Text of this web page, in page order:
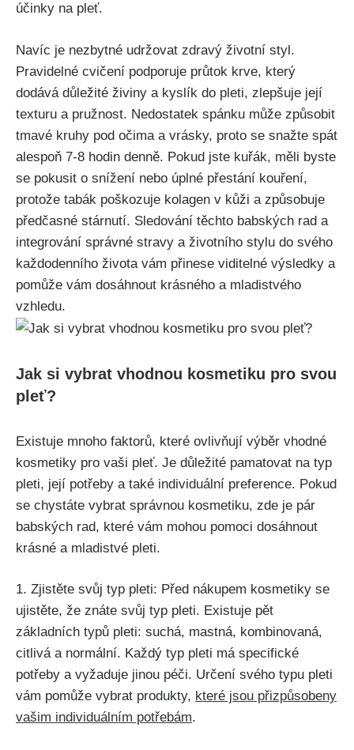
účinky na⁢ pleť.
Navíc je nezbytné udržovat zdravý životní‌ styl.
Pravidelné cvičení ‍podporuje průtok krve, který
dodává ⁣důležité živiny⁤ a kyslík do pleti, zlepšuje její
‌texturu ⁣a pružnost. Nedostatek⁤ spánku může​ způsobit
tmavé kruhy ‍pod očima a vrásky, proto se snažte ⁢spát⁤
alespoň 7-8‍ hodin denně. Pokud jste ⁣kuřák, měli ⁢byste
se pokusit o snížení nebo úplné přestání kouření,
protože tabák poškozuje kolagen v kůži a způsobuje
předčasné stárnutí. Sledování těchto babských rad ⁣a
integrování správné stravy a životního stylu do svého
každodenního života⁣ vám přinese viditelné výsledky ⁢a
pomůže vám dosáhnout krásného a mladistvého
vzhledu.
Jak si vybrat vhodnou kosmetiku pro svou
pleť?
Existuje mnoho⁣ faktorů, které⁢ ovlivňují ‍výběr vhodné
⁤kosmetiky pro vaši​ pleť. Je důležité ‌pamatovat na ​typ⁣
pleti, její potřeby a také individuální ‌preference. Pokud
se ⁢chystáte vybrat správnou ‌kosmetiku, zde je pár
babských rad, které⁢ vám mohou pomoci dosáhnout
krásné a mladistvé ⁤pleti.
1. Zjistěte svůj⁣ typ⁤ pleti: Před nákupem ⁢kosmetiky se
‌ujistěte, že znáte ‌svůj ‌typ pleti. Existuje pět
základních typů​ pleti: suchá,⁢ mastná, kombinovaná,
citlivá a normální. ‌Každý typ pleti má specifické
potřeby a vyžaduje jinou péči. Určení svého typu pleti
vám pomůže vybrat⁤ produkty, které jsou přizpůsobeny‍
vašim individuálním potřebám.